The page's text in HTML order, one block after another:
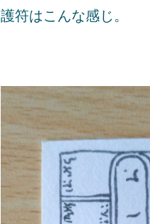
護符はこんな感じ。